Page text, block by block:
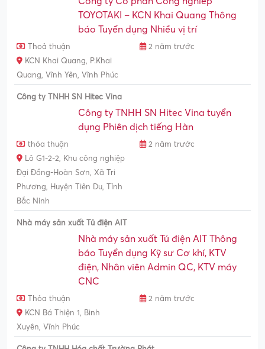
TOYOTAKI – KCN Khai Quang Thông
báo Tuyển dụng Nhiều vị trí
Thoả thuận
2 năm trước
KCN Khai Quang, P.Khai
Quang, Vĩnh Yên, Vĩnh Phúc
Công ty TNHH SN Hitec Vina
Công ty TNHH SN Hitec Vina tuyển
dụng Phiên dịch tiếng Hàn
thỏa thuận
2 năm trước
Lô G1-2-2, Khu công nghiệp
Đại Đồng-Hoàn Sơn, Xã Tri
Phương, Huyện Tiên Du, Tỉnh
Bắc Ninh
Nhà máy sản xuất Tủ điện AIT
Nhà máy sản xuất Tủ điện AIT Thông
báo Tuyển dụng Kỹ sư Cơ khí, KTV
điện, Nhân viên Admin QC, KTV máy
CNC
Thỏa thuận
2 năm trước
KCN Bá Thiện 1, Bình
Xuyên, Vĩnh Phúc